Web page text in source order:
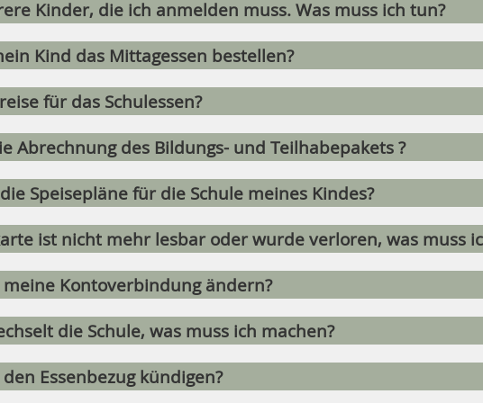
Kinder, die ich anmelden muss. Was muss ich tun?
Kind das Mittagessen bestellen?
für das Schulessen?
Abrechnung des Bildungs- und Teilhabepakets ?
Speisepläne für die Schule meines Kindes?
ist nicht mehr lesbar oder wurde verloren, was muss
meine Kontoverbindung ändern?
die Schule, was muss ich machen?
Essenbezug kündigen?